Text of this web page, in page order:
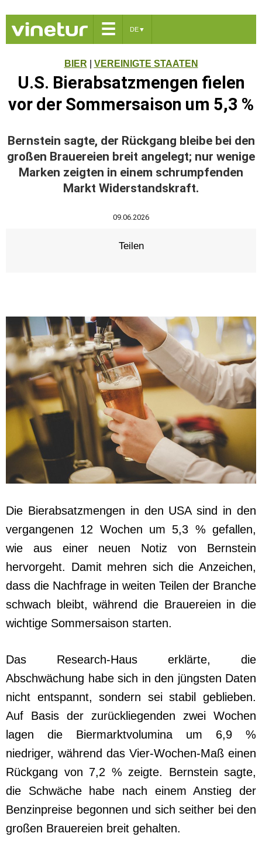
☰ DE▼
BIER VEREINIGTE STAATEN
U.S. Bierabsatzmengen fielen
vor der Sommersaison um 5,3 %
Bernstein sagte, der Rückgang bleibe bei den
großen Brauereien breit angelegt; nur wenige
Marken zeigten in einem schrumpfenden
Markt Widerstandskraft.
09.06.2026
Teilen
Die Bierabsatzmengen in den USA sind in den
vergangenen 12 Wochen um 5,3 % gefallen,
wie aus einer neuen Notiz von Bernstein
hervorgeht. Damit mehren sich die Anzeichen,
dass die Nachfrage in weiten Teilen der Branche
schwach bleibt, während die Brauereien in die
wichtige Sommersaison starten.
Das Research-Haus erklärte, die
Abschwächung habe sich in den jüngsten Daten
nicht entspannt, sondern sei stabil geblieben.
Auf Basis der zurückliegenden zwei Wochen
lagen die Biermarktvolumina um 6,9 %
niedriger, während das Vier-Wochen-Maß einen
Rückgang von 7,2 % zeigte. Bernstein sagte,
die Schwäche habe nach einem Anstieg der
Benzinpreise begonnen und sich seither bei den
großen Brauereien breit gehalten.